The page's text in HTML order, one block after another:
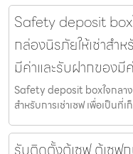
Safety deposit box
กล่องนิรภัยให้เช่าสำ
มีค่าและรับฝากของมี
Safety deposit boxใจกลา
สำหรับการเช่าเซฟ เพื่อเป็น